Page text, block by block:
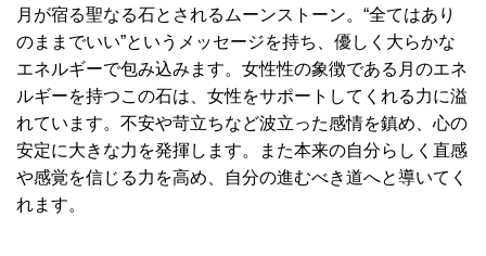
月が宿る聖なる石とされるムーンストーン。 “全てはあり
のままでいい”というメッセージを持ち、優しく大らかな
エネルギーで包み込みます。女性性の象徴である月のエネ
ルギーを持つこの石は、女性をサポートしてくれる力に溢
れています。不安や苛立ちなど波立った感情を鎮め、心の
安定に大きな力を発揮します。また本来の自分らしく直感
や感覚を信じる力を高め、自分の進むべき道へと導いてく
れます。